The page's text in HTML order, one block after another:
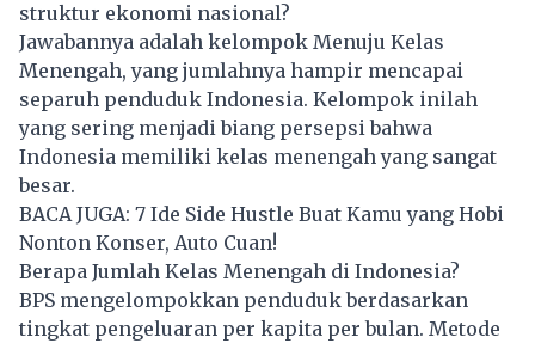
struktur ekonomi nasional?
Jawabannya adalah kelompok Menuju Kelas
Menengah, yang jumlahnya hampir mencapai
separuh penduduk Indonesia. Kelompok inilah
yang sering menjadi biang persepsi bahwa
Indonesia memiliki kelas menengah yang sangat
besar.
BACA JUGA: 7 Ide Side Hustle Buat Kamu yang Hobi
Nonton Konser, Auto Cuan!
Berapa Jumlah Kelas Menengah di Indonesia?
BPS mengelompokkan penduduk berdasarkan
tingkat pengeluaran per kapita per bulan. Metode